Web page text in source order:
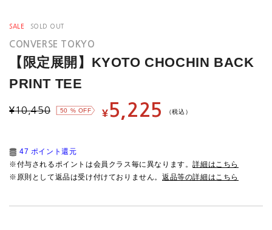
SALE SOLD OUT
CONVERSE TOKYO
【限定展開】KYOTO CHOCHIN BACK
PRINT TEE
¥10,450 50 % OFF ¥ 5,225 （税込）
47 ポイント還元
※付与されるポイントは会員クラス毎に異なります。詳細はこちら
※原則として返品は受け付けておりません。 返品等の詳細はこちら